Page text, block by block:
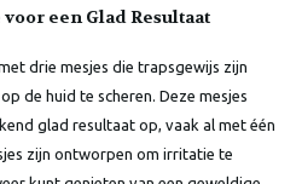
een Glad Resultaat
drie mesjes die trapsgewijs zijn
de huid te scheren. Deze mesjes
glad resultaat op, vaak al met één
zijn ontworpen om irritatie te